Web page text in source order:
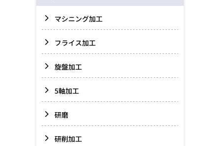
マシニング加工
フライス加工
旋盤加工
5軸加工
研磨
研削加工